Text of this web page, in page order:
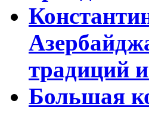
традиций
Большая